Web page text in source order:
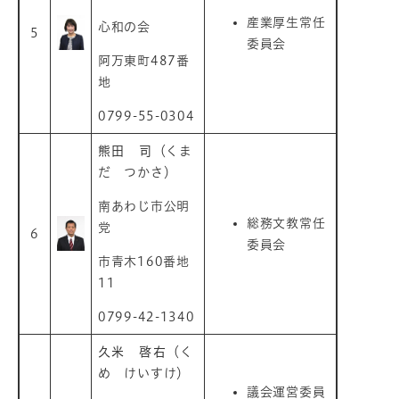
5 心和の会
阿万東町487番
地
0799-55-0304
産業厚生常任
委員会
6
熊田 司
（くま
だ つかさ）
南あわじ市公明
党
市青木160番地
11
0799-42-1340
総務文教常任
委員会
久米 啓右
（く
め けいすけ）
議会運営委員